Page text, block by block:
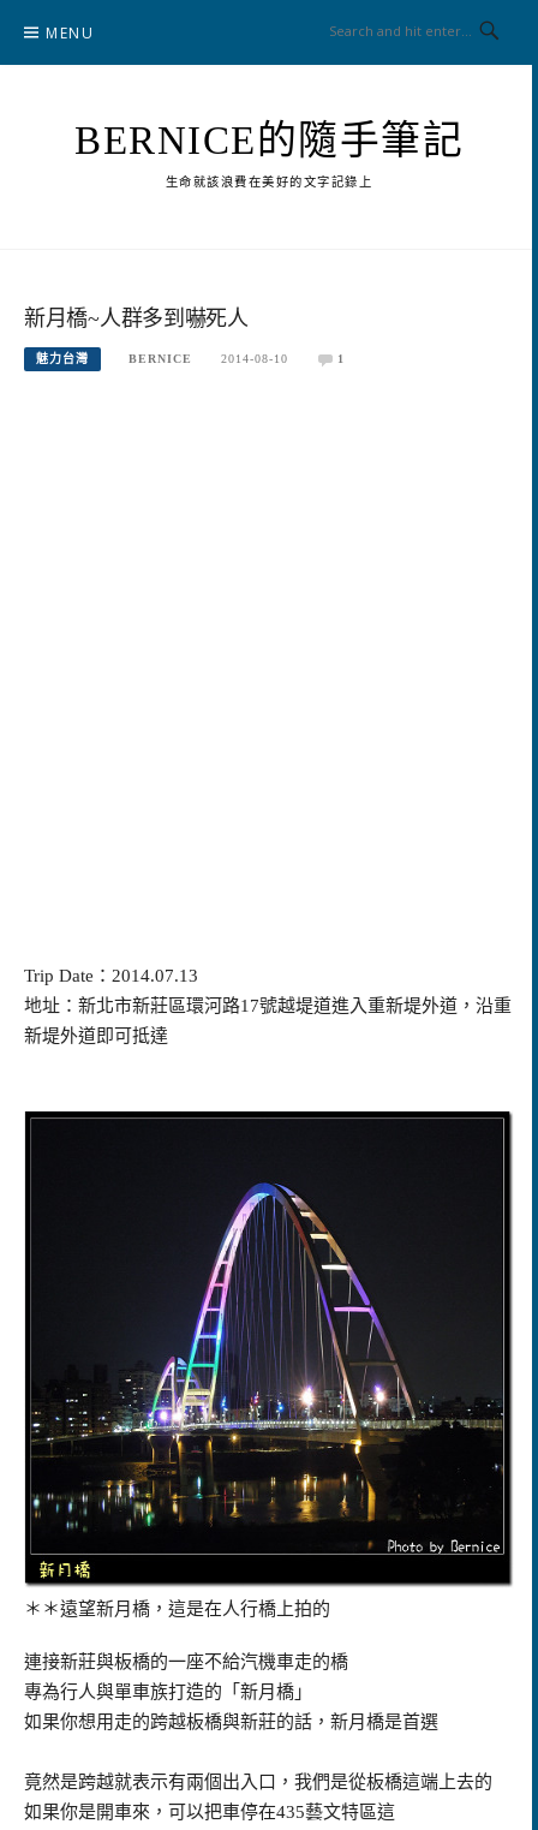
content
MENU
BERNICE的隨手筆記
生命就該浪費在美好的文字記錄上
新月橋~人群多到嚇死人
魅力台灣 BERNICE 2014-08-10 1
Trip Date：2014.07.13
地址：新北市新莊區環河路17號越堤道進入重新堤外道，沿重
新堤外道即可抵達
＊＊遠望新月橋，這是在人行橋上拍的
連接新莊與板橋的一座不給汽機車走的橋
專為行人與單車族打造的「新月橋」
如果你想用走的跨越板橋與新莊的話，新月橋是首選
竟然是跨越就表示有兩個出入口，我們是從板橋這端上去的
如果你是開車來，可以把車停在435藝文特區這